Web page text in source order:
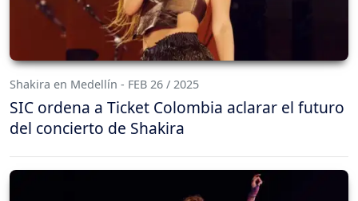
Shakira en Medellín - FEB 26 / 2025
SIC ordena a Ticket Colombia aclarar el futuro
del concierto de Shakira